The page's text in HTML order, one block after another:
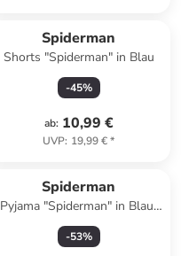
Spiderman
Shorts "Spiderman" in Blau
-45%
ab: 10,99 €
UVP: 19,99 €*
Spiderman
Pyjama "Spiderman" in Blau/
Weiß
-53%